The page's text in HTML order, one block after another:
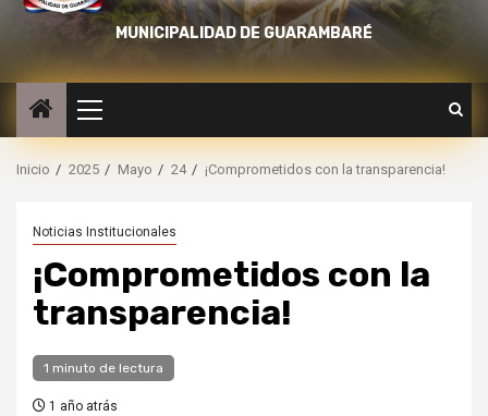
MUNICIPALIDAD DE GUARAMBARÉ
Inicio 2025 Mayo 24 ¡Comprometidos con la transparencia!
Noticias Institucionales
¡Comprometidos con la
transparencia!
1 minuto de lectura
1 año atrás